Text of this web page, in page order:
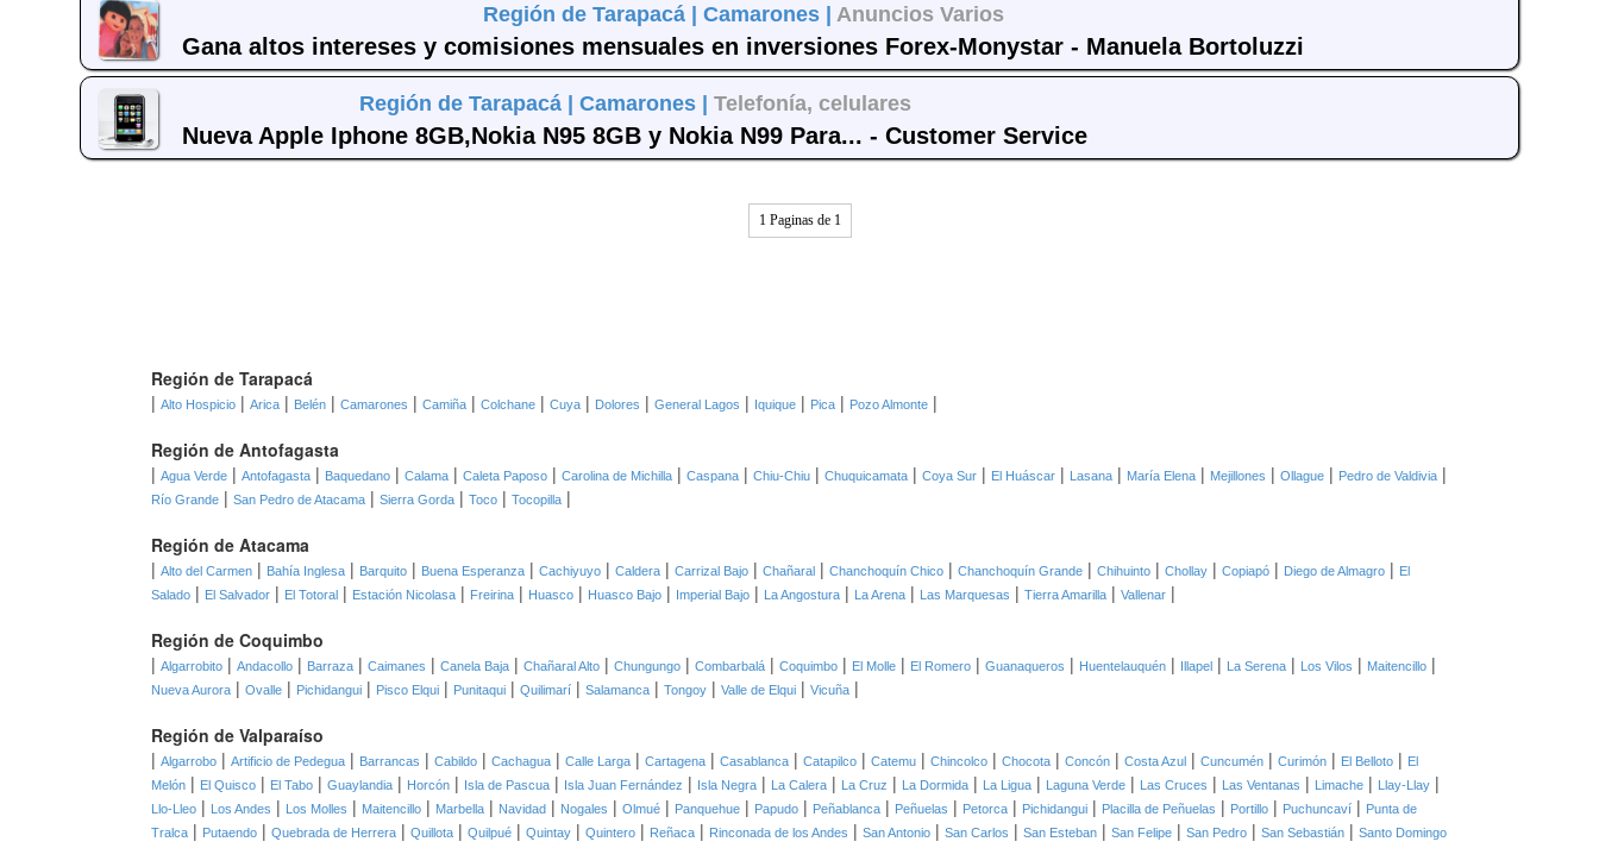
Región de Tarapacá | Camarones | Anuncios Varios
Gana altos intereses y comisiones mensuales en inversiones Forex-Monystar - Manuela Bortoluzzi
Región de Tarapacá | Camarones | Telefonía, celulares
Nueva Apple Iphone 8GB,Nokia N95 8GB y Nokia N99 Para... - Customer Service
1 Paginas de 1
Región de Tarapacá
| Alto Hospicio | Arica | Belén | Camarones | Camiña | Colchane | Cuya | Dolores | General Lagos | Iquique | Pica | Pozo Almonte |
Región de Antofagasta
| Agua Verde | Antofagasta | Baquedano | Calama | Caleta Paposo | Carolina de Michilla | Caspana | Chiu-Chiu | Chuquicamata | Coya Sur | El Huáscar | Lasana | María Elena | Mejillones | Ollague | Pedro de Valdivia |
Río Grande | San Pedro de Atacama | Sierra Gorda | Toco | Tocopilla |
Región de Atacama
| Alto del Carmen | Bahía Inglesa | Barquito | Buena Esperanza | Cachiyuyo | Caldera | Carrizal Bajo | Chañaral | Chanchoquín Chico | Chanchoquín Grande | Chihuinto | Chollay | Copiapó | Diego de Almagro | El
Salado | El Salvador | El Totoral | Estación Nicolasa | Freirina | Huasco | Huasco Bajo | Imperial Bajo | La Angostura | La Arena | Las Marquesas | Tierra Amarilla | Vallenar |
Región de Coquimbo
| Algarrobito | Andacollo | Barraza | Caimanes | Canela Baja | Chañaral Alto | Chungungo | Combarbalá | Coquimbo | El Molle | El Romero | Guanaqueros | Huentelauquén | Illapel | La Serena | Los Vilos | Maitencillo |
Nueva Aurora | Ovalle | Pichidangui | Pisco Elqui | Punitaqui | Quilimarí | Salamanca | Tongoy | Valle de Elqui | Vicuña |
Región de Valparaíso
| Algarrobo | Artificio de Pedegua | Barrancas | Cabildo | Cachagua | Calle Larga | Cartagena | Casablanca | Catapilco | Catemu | Chincolco | Chocota | Concón | Costa Azul | Cuncumén | Curimón | El Belloto | El
Melón | El Quisco | El Tabo | Guaylandia | Horcón | Isla de Pascua | Isla Juan Fernández | Isla Negra | La Calera | La Cruz | La Dormida | La Ligua | Laguna Verde | Las Cruces | Las Ventanas | Limache | Llay-Llay |
Llo-Lleo | Los Andes | Los Molles | Maitencillo | Marbella | Navidad | Nogales | Olmué | Panquehue | Papudo | Peñablanca | Peñuelas | Petorca | Pichidangui | Placilla de Peñuelas | Portillo | Puchuncaví | Punta de
Tralca | Putaendo | Quebrada de Herrera | Quillota | Quilpué | Quintay | Quintero | Reñaca | Rinconada de los Andes | San Antonio | San Carlos | San Esteban | San Felipe | San Pedro | San Sebastián | Santo Domingo